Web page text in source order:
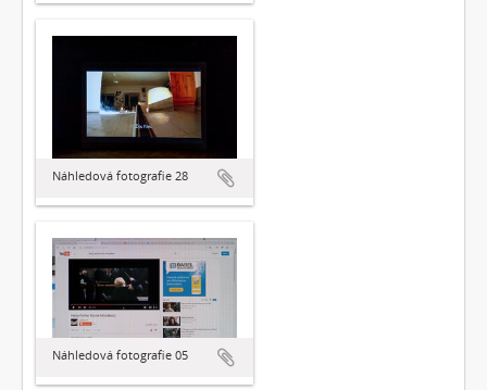
Náhledová fotografie 28
Náhledová fotografie 05